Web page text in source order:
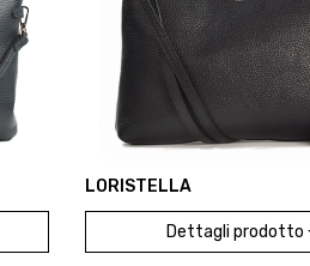
LORISTELLA
Dettagli prodotto